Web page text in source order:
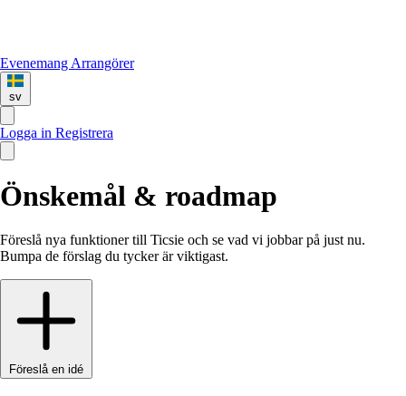
Evenemang Arrangörer
sv
Logga in Registrera
Önskemål & roadmap
Föreslå nya funktioner till Ticsie och se vad vi jobbar på just nu.
Bumpa de förslag du tycker är viktigast.
Föreslå en idé